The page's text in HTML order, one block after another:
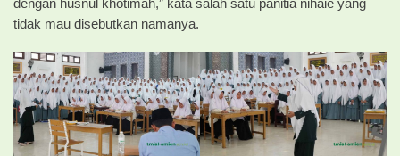
dengan husnul khotimah,” kata salah satu panitia nihaie yang
tidak mau disebutkan namanya.